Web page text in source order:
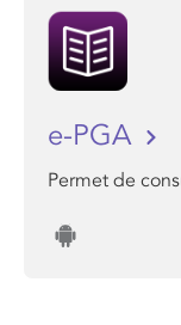
e-PGA
Permet de